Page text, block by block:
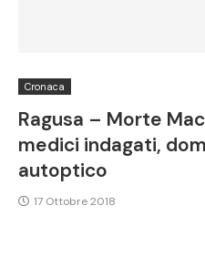
Cronaca
Ragusa – Morte
medici indagati,
autoptico
17 Ottobre 2018